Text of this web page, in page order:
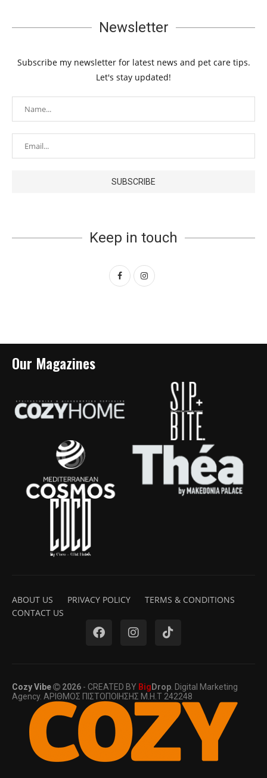
Newsletter
Subscribe my newsletter for latest news and pet care tips.
Let's stay updated!
Keep in touch
Our Magazines
ABOUT US PRIVACY POLICY
TERMS & CONDITIONS
CONTACT US
Cozy Vibe 2026 - CREATED BY Big Drop. Digital Marketing
Agency. ΑΡΙΘΜΟΣ ΠΙΣΤΟΠΟΙΗΣΗΣ Μ.Η.Τ 242248